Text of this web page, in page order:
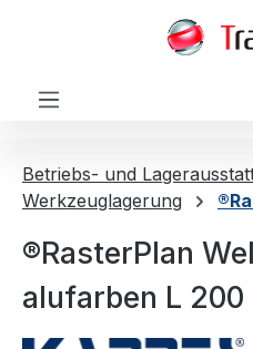
Betriebs- und
Werkzeuglagerung
®RasterPlan
alufarben L 200